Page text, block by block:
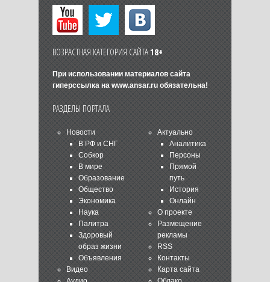
ВОЗРАСТНАЯ КАТЕГОРИЯ САЙТА18+
При использовании материалов сайта
гиперссылка на www.ansar.ruобязательна!
РАЗДЕЛЫ ПОРТАЛА
Новости
В РФ и СНГ
Собкор
В мире
Образование
Общество
Экономика
Наука
Палитра
Здоровый
образ жизни
Объявления
Видео
Актуально
Аналитика
Персоны
Прямой
путь
История
Онлайн
О проекте
Размещение
рекламы
RSS
Контакты
Карта сайта